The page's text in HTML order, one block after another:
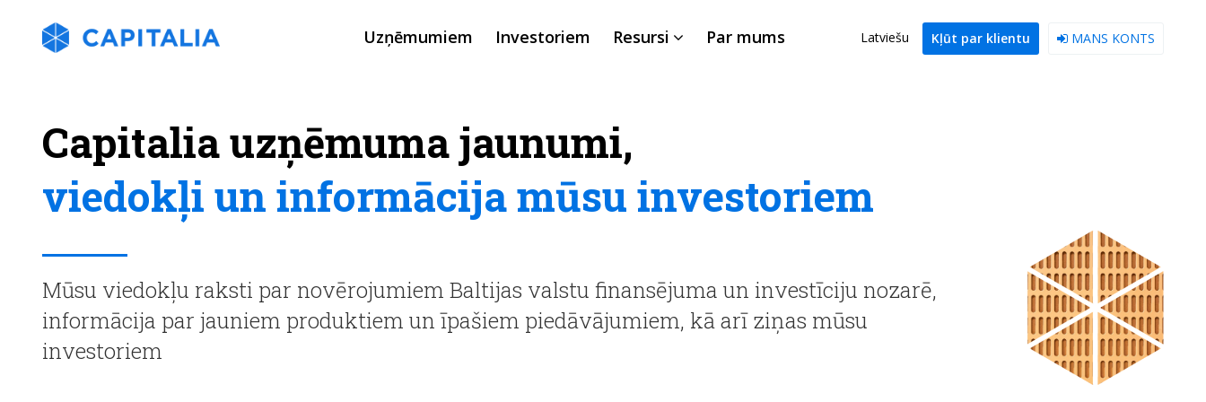
Uzņēmumiem Investoriem Resursi Par mums MANS KONTS
Kļūt par klientu
Latviešu
Capitalia uzņēmuma jaunumi,
viedokļi un informācija mūsu investoriem
Mūsu viedokļu raksti par novērojumiem Baltijas valstu finansējuma un investīciju nozarē,
informācija par jauniem produktiem un īpašiem piedāvājumiem, kā arī ziņas mūsu
investoriem